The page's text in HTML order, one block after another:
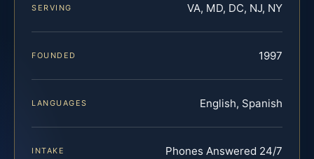
SERVING VA, MD, DC, NJ, NY
FOUNDED 1997
LANGUAGES English, Spanish
INTAKE Phones Answered 24/7